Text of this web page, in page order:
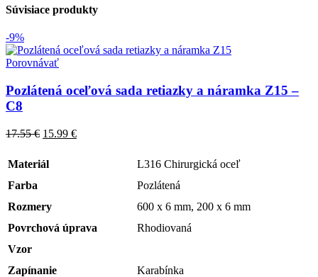
Súvisiace produkty
-9%
Porovnávať
Pozlátená oceľová sada retiazky a náramka Z15 –
C8
17.55€ 15.99 €
Materiál
L316 Chirurgická oceľ
Farba
Pozlátená
Rozmery
600 x 6 mm, 200 x 6 mm
Povrchová úprava
Rhodiovaná
Vzor
Zapínanie
Karabínka